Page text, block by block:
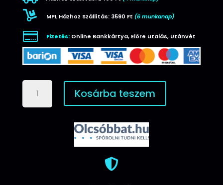
 MPL Házhoz Szállítás: 3590 Ft (6 munkanap)
 Fizetés:Online Bankkártya, Előre utalás, Utánvét
Apple
iPhone
11
Kosárba teszem
